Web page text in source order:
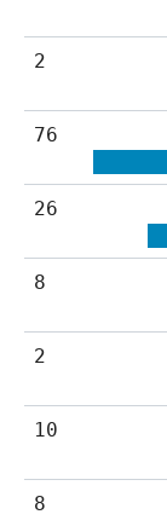
2
76
26
8
2
10
8